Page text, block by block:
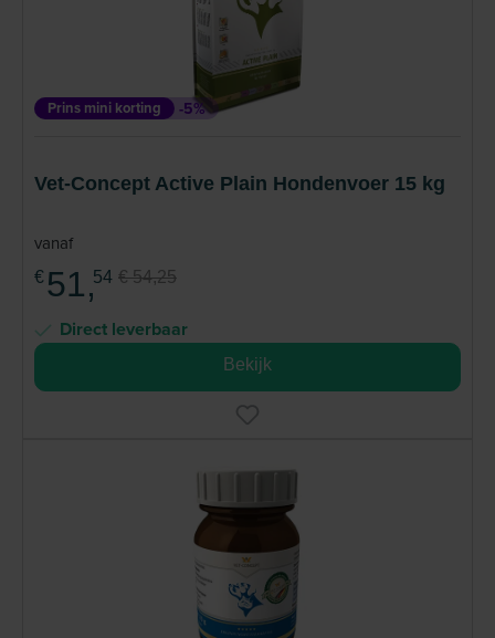
Prins mini korting -5%
Vet-Concept Active Plain Hondenvoer 15 kg
vanaf
€ 51,54 € 54,25
Direct leverbaar
Bekijk